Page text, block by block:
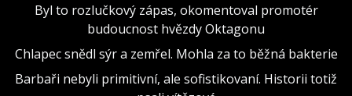
Byl to rozlučkový zápas, okomentoval promotér
budoucnost hvězdy Oktagonu
Chlapec snědl sýr a zemřel. Mohla za to běžná bakterie
Barbaři nebyli primitivní, ale sofistikovaní. Historii totiž